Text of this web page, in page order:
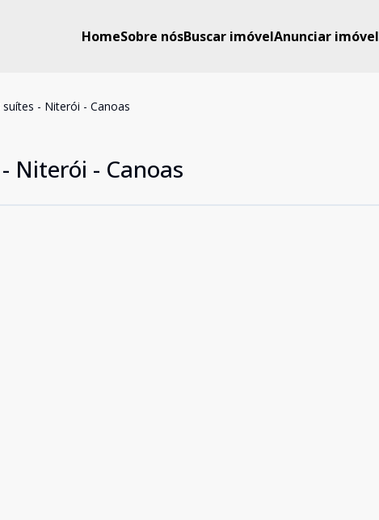
HomeSobre nósBuscar imóvelAnunciar imóvel
- Niterói - Canoas
Niterói - Canoas